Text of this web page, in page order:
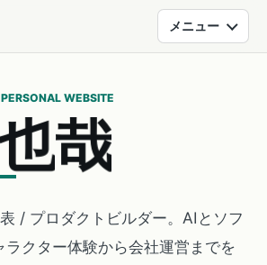
メニュー
WEBSITE
哉
/ プロダクトビルダー。AIとソフ
ラクター体験から会社運営までを